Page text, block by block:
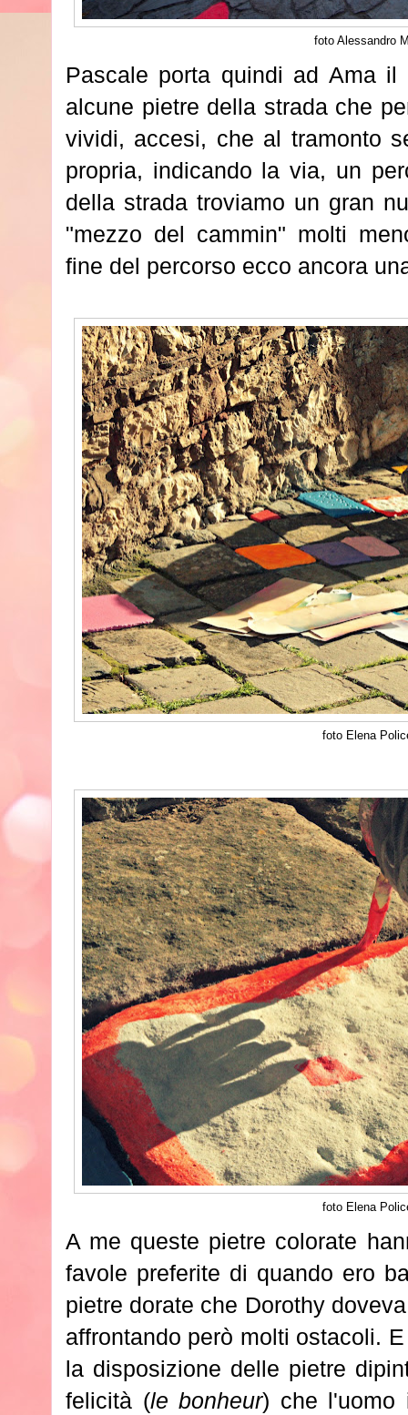
foto Alessandro
Pascale porta quindi ad Ama
alcune pietre della strada che
vividi, accesi, che al tramonto
propria, indicando la via, un
della strada troviamo un gran
"mezzo del cammin" molti
fine del percorso ecco ancora
foto Elena
foto Elena
A me queste pietre colorate
favole preferite di quando ero
pietre dorate che Dorothy
affrontando però molti ostacoli.
la disposizione delle pietre
felicità (le bonheur) che l'uomo